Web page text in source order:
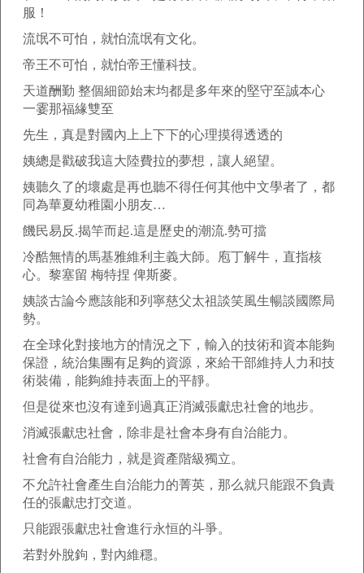
服！
流氓不可怕，就怕流氓有文化。
帝王不可怕，就怕帝王懂科技。
天道酬勤 整個細節始末均都是多年來的堅守至誠本心
一霎那福緣雙至
先生，真是對國內上上下下的心理摸得透透的
姨總是戳破我這大陸費拉的夢想，讓人絕望。
姨聽久了的壞處是再也聽不得任何其他中文學者了，都
同為華夏幼稚園小朋友…
饑民易反.揭竿而起.這是歷史的潮流.勢可擋
冷酷無情的馬基雅維利主義大師。庖丁解牛，直指核
心。黎塞留 梅特捏 俾斯麥。
姨談古論今應該能和列寧慈父太祖談笑風生暢談國際局
勢。
在全球化對接地方的情況之下，輸入的技術和資本能夠
保證，統治集團有足夠的資源，來給干部維持人力和技
術裝備，能夠維持表面上的平靜。
但是從來也沒有達到過真正消滅張獻忠社會的地步。
消滅張獻忠社會，除非是社會本身有自治能力。
社會有自治能力，就是資產階級獨立。
不允許社會產生自治能力的菁英，那么就只能跟不負責
任的張獻忠打交道。
只能跟張獻忠社會進行永恒的斗爭。
若對外脫鉤，對內維穩。